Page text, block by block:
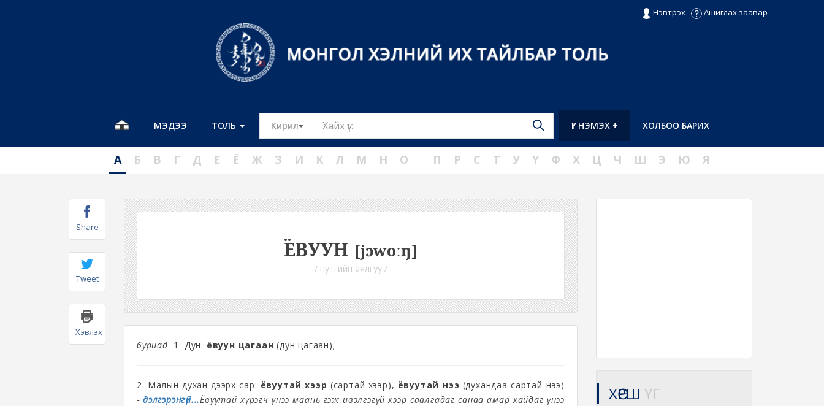
Нэвтрэх Ашиглах заавар
МЭДЭЭ ТОЛЬ Кирил Toggle Dropdown ХОЛБОО БАРИХ
ҮГ НЭМЭХ +
А Б В Г Д Е Ё Ж З И К Л М Н О П Р С Т У Ү Ф Х Ц Ч Ш Э Ю Я
Share
Tweet
Хэвлэх
ЁВУУН [jɔwoːŋ]
/ нутгийн аялгуу /
буриад 1. Дун: ёвуун цагаан (дун цагаан);
2. Малын духан дээрх сар: ёвуутай хээр (сартай хээр), ёвуутай үнээ (духандаа сартай үнээ)
- дэлгэрэнгүй...Ёвуутай хүрэгч үнээ маань гэж ивэлгэгүй хээр саалгадаг санаа амар хайдаг үнээ
ХӨРШ ҮГ